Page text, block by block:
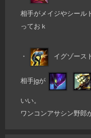
相手がメイジやシール
っておｋ
・ イグゾース
相手jgが
いい。
ワンコンアサシン野郎